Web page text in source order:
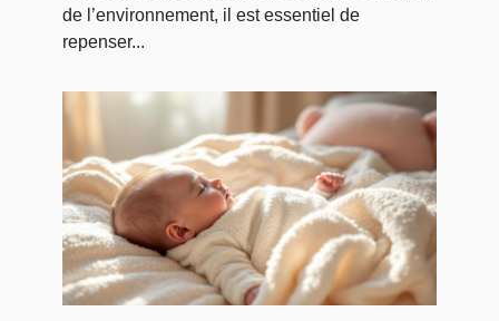
de l’environnement, il est essentiel de
repenser...